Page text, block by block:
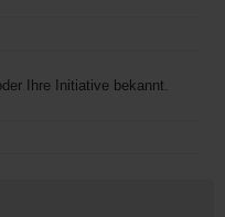
Ihre Initiative bekannt.